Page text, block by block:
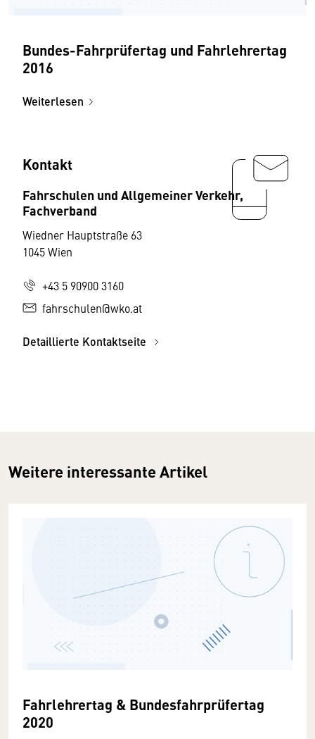
Bundes-Fahrprüfertag und Fahrlehrertag
2016
Weiterlesen
Kontakt
Fahrschulen und Allgemeiner Verkehr,
Fachverband
Wiedner Hauptstraße 63
1045 Wien
+43 5 90900 3160
fahrschulen@wko.at
Detaillierte Kontaktseite
Weitere interessante Artikel
Fahrlehrertag & Bundesfahrprüfertag
2020